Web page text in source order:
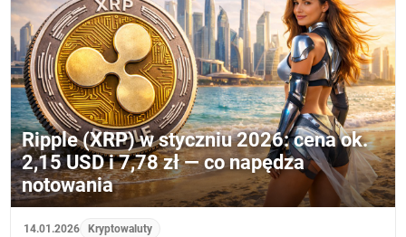
Ripple (XRP) w styczniu 2026: cena ok.
2,15 USD i 7,78 zł — co napędza
notowania
14.01.2026 Kryptowaluty